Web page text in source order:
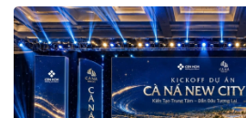
Gà, Ninh Thuận, Ninh Chữ, Vĩnh Hy. Thiết
phục vụ tận tâm. Gọi ngay hotline để
hôm nay!